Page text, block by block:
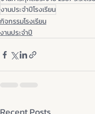
งานประจำปีโรงเรียน
กิจกรรมโรงเรียน
งานประจำปี